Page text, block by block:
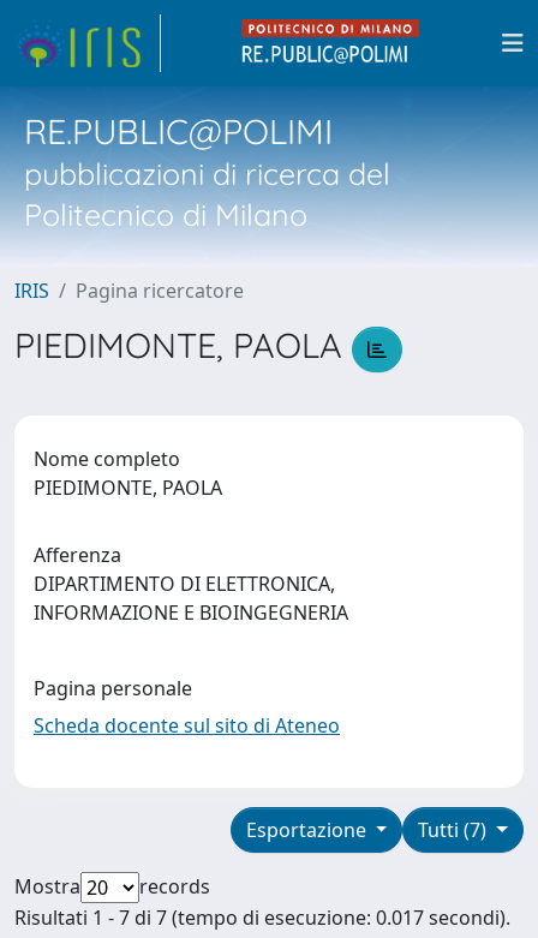
RE.PUBLIC@POLIMI
pubblicazioni di ricerca del
Politecnico di Milano
IRIS Pagina ricercatore
PIEDIMONTE, PAOLA
Nome completo
PIEDIMONTE, PAOLA
Afferenza
DIPARTIMENTO DI ELETTRONICA,
INFORMAZIONE E BIOINGEGNERIA
Pagina personale
Scheda docente sul sito di Ateneo
Tutti (7)
Esportazione
Mostra
records
Risultati 1 - 7 di 7 (tempo di esecuzione: 0.017 secondi).